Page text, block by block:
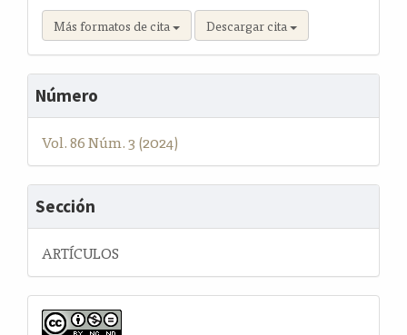
Más formatos de cita Descargar cita
Número
Vol. 86 Núm. 3 (2024)
Sección
ARTÍCULOS